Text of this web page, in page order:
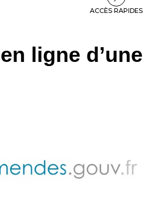
ACCÈS RAPIDES
ligne d’une